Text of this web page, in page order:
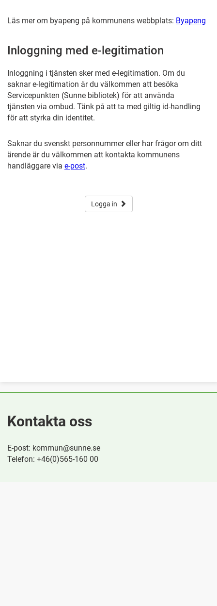
Läs mer om byapeng på kommunens webbplats: Byapeng
Inloggning med e-legitimation
Inloggning i tjänsten sker med e-legitimation. Om du
saknar e-legitimation är du välkommen att besöka
Servicepunkten (Sunne bibliotek) för att använda
tjänsten via ombud. Tänk på att ta med giltig id-handling
för att styrka din identitet.
Saknar du svenskt personnummer eller har frågor om ditt
ärende är du välkommen att kontakta kommunens
handläggare via e-post.
Logga in
Kontakta oss
E-post: kommun@sunne.se
Telefon: +46(0)565-160 00